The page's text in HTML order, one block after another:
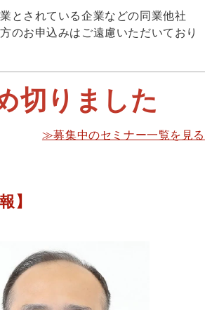
とされている企業などの同業他社
のお申込みはご遠慮いただいており
切りました
≫募集中のセミナー一覧を見る
】